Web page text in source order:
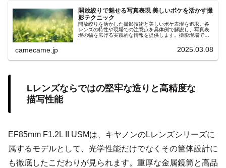
開放絞りで魅せる写真表現 美しいボケを活かす撮
影テクニック
開放絞りを活かした撮影技術と美しいボケ表現を追求。各
レンズの特性や現場での注意点を具体例で解説し、写真表
現の幅を広げる実践的な情報を提供します。撮影現場で役
camecame.jp 2025.03.08
Lレンズならではの堅牢な造りと高精度な
描写性能
EF85mm F1.2L II USMは、キヤノンのLレンズシリーズに
属するモデルとして、光学性能だけでなくその筐体設計に
も徹底したこだわりが見られます。重厚な金属鏡筒と高品